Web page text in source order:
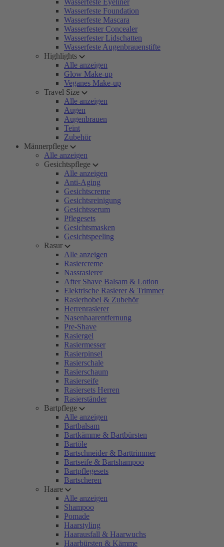
Wasserfeste Eyeliner
Wasserfeste Foundation
Wasserfeste Mascara
Wasserfester Concealer
Wasserfester Lidschatten
Wasserfeste Augenbrauenstifte
Highlights
Alle anzeigen
Glow Make-up
Veganes Make-up
Travel Size
Alle anzeigen
Augen
Augenbrauen
Teint
Zubehör
Männerpflege
Alle anzeigen
Gesichtspflege
Alle anzeigen
Anti-Aging
Gesichtscreme
Gesichtsreinigung
Gesichtsserum
Pflegesets
Gesichtsmasken
Gesichtspeeling
Rasur
Alle anzeigen
Rasiercreme
Nassrasierer
After Shave Balsam & Lotion
Elektrische Rasierer & Trimmer
Rasierhobel & Zubehör
Herrenrasierer
Nasenhaarentfernung
Pre-Shave
Rasiergel
Rasiermesser
Rasierpinsel
Rasierschale
Rasierschaum
Rasierseife
Rasiersets Herren
Rasierständer
Bartpflege
Alle anzeigen
Bartbalsam
Bartkämme & Bartbürsten
Bartöle
Bartschneider & Barttrimmer
Bartseife & Bartshampoo
Bartpflegesets
Bartscheren
Haare
Alle anzeigen
Shampoo
Pomade
Haarstyling
Haarausfall & Haarwuchs
Haarbürsten & Kämme